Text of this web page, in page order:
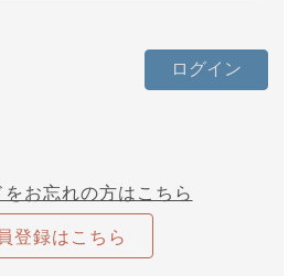
お忘れの方はこちら
登録はこちら